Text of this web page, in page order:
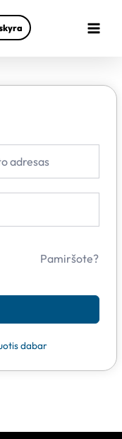
Menu
Pamiršote?
dabar